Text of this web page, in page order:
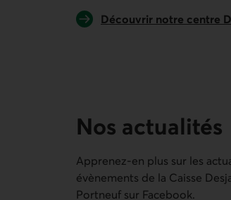
Découvrir notre centre
Nos actualités
Apprenez-en plus sur les
évènements de la Caisse
Portneuf sur Facebook.